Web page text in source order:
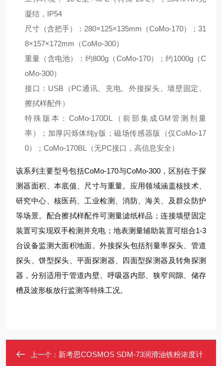
凝结，IP54
尺寸（含把手）：280×125×135mm（CoMo-170）；31
8×157×172mm（CoMo-300）
重量（含电池）：约800g（CoMo-170）；约1000g（C
oMo-300）
接口：USB（PC通讯、充电、外接探头、墙壁固定、
擦拭样配件）
特殊版本：CoMo-170DL（前部集成GM管测剂量
率）；加厚闪烁体纯γ版；磁场传感器版（仅CoMo-17
0）；CoMo-170BL（无PC接口，高信息安全）
该系列主要型号包括CoMo-170与CoMo-300，区别在于探
测器面积、本底值、尺寸与重量。应用领域涵盖核技术、
研究中心、核医药、工业检测、消防、海关、及群众防护
等场景。配合擦拭样配件可测量滤纸样品；连接墙壁固定
装置可实现双手检测并充电；地表测量辅助装置可组合1-3
台设备监测大面积地面。外接探头包括剂量率探头、管道
探头、饼型探头、平面探测器、四面型探测器及转角探测
器，分别适用于管道内壁、呼吸器内部、狭窄间隙、储存
槽及波形板放行监测等特殊工况。
上一个： 新考思COSMOS SDM-73润滑油铁粉浓度计